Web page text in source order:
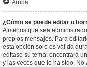
Arriba
¿Cómo se puede editar o
A menos que sea
propios mensajes. Para
esta opción solo es válida
editase su tema, encontrará
y las veces que lo ha sido.